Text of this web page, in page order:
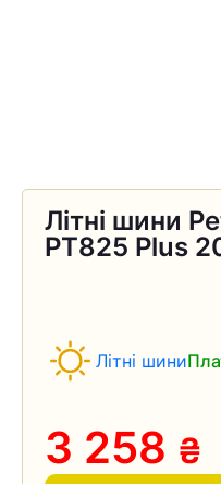
Літні шини
PT825 Plus
Літні шини
3 258 ₴